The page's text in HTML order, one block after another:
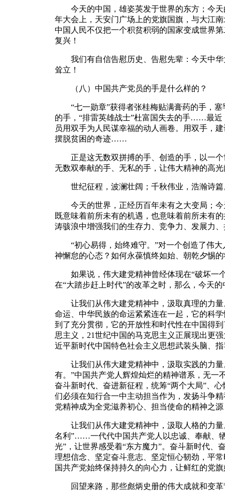
今天的中国，雄姿英发于世界的东方；今天
年大会上，天安门广场上的党旗国旗，与大江
中国人民不仅把一个积贫积弱的国家变成世界
复兴！
我们有自信告慰历史、告慰先辈：今天中华
耸立！
（八）中国共产党员的手是什么样的？
“七一勋章”获得者张桂梅贴满膏药的手，塞
的手，“排雷英雄战士”杜富国失去的手……最
员用双手为人民谋幸福的动人画卷。用双手，
摆脱贫困的奇迹……
正是这无数双拼搏的手、创造的手，以一个
无数双奉献的手、无私的手，让伟大精神的高
世纪征程，波澜壮阔；千秋伟业，浩瀚诗篇
今天的世界，正经历百年未有之大变局；今
既意味着前所未有的机遇，也意味着前所未有
涛骇浪中增强我们的生存力、竞争力、发展力
“初心易得，始终难守。”对一个创造了伟大
神懈怠的心态？如何永葆慎终如始、朝乾夕惕
如果说，伟大建党精神曾经体现在“破坏一个
在“大踏步赶上时代”的改革之时，那么，今天
让我们从伟大建党精神中，汲取真理的力量
命运、中华民族的命运紧紧连在一起，它的科
到了充分贯彻，它的开放性和时代性在中国得
思主义，21世纪中国的马克思主义正展现出更
近平新时代中国特色社会主义思想武装头脑、
让我们从伟大建党精神中，汲取实践的力量
有。”中国共产党人辉煌灿烂的精神谱系，无一
奋斗新时代、奋进新征程，统筹“两个大局”、
们必须在知行合一中主动担当作为，发扬斗争
党精神成为全党滋养初心、担当使命的精神之
让我们从伟大建党精神中，汲取人格的力量
名利”……一代代中国共产党人以忠诚、奉献、
光”，让世界感受着“东方魔力”。奋斗新时代、
理想信念、坚定奋斗意志、坚定恒心韧劲，平
国共产党始终保持持久的向心力，让鲜红的党
回望来路，那些彪炳史册的伟大成就和变革